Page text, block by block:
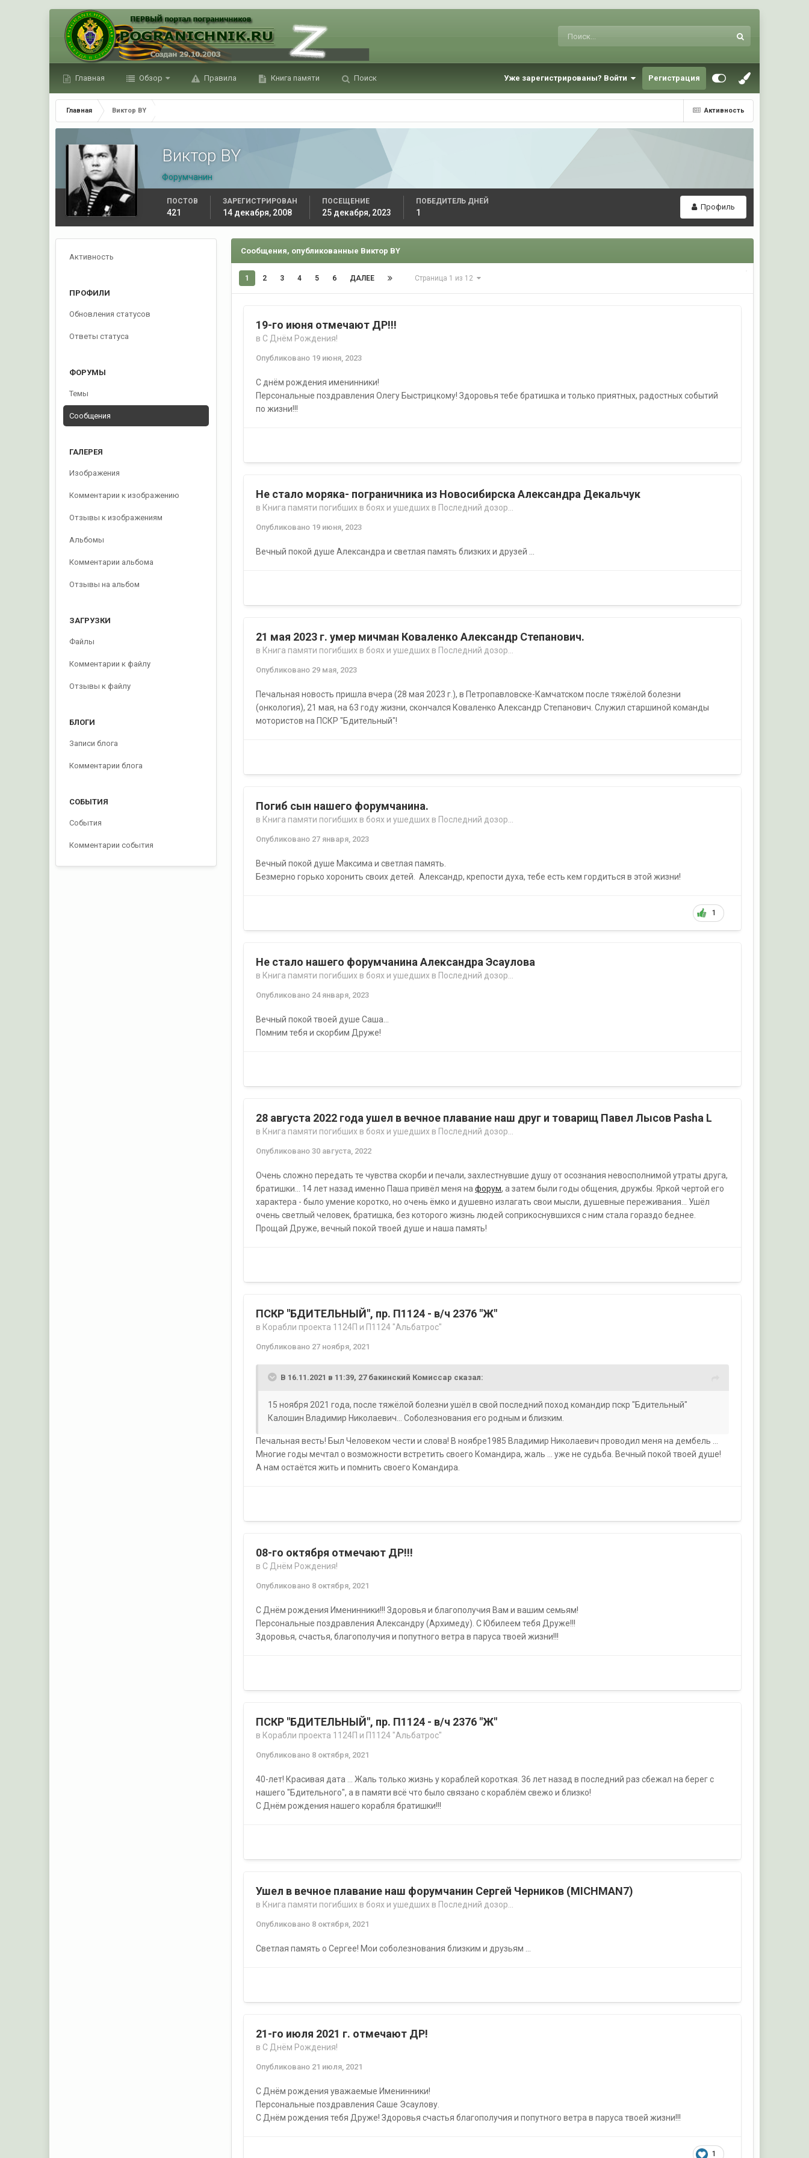
Главная Обзор Правила Книга памяти Поиск Уже зарегистрированы? Войти Регистрация
Активность
Главная Виктор BY
Виктор BY
Форумчанин
Профиль
ПОСТОВ
421
ЗАРЕГИСТРИРОВАН
14 декабря, 2008
ПОСЕЩЕНИЕ
25 декабря, 2023
ПОБЕДИТЕЛЬ ДНЕЙ
1
Активность
ПРОФИЛИ
Обновления статусов
Ответы статуса
ФОРУМЫ
Темы
Сообщения
ГАЛЕРЕЯ
Изображения
Комментарии к изображению
Отзывы к изображениям
Альбомы
Комментарии альбома
Отзывы на альбом
ЗАГРУЗКИ
Файлы
Комментарии к файлу
Отзывы к файлу
БЛОГИ
Записи блога
Комментарии блога
СОБЫТИЯ
События
Комментарии события
Сообщения, опубликованные Виктор BY
1 2 3 4 5 6 ДАЛЕЕ Страница 1 из 12
19-го июня отмечают ДР!!!
в С Днём Рождения!
Опубликовано 19 июня, 2023
С днём рождения именинники!
Персональные поздравления Олегу Быстрицкому! Здоровья тебе братишка и только приятных, радостных событий
по жизни!!!
Не стало моряка- пограничника из Новосибирска Александра Декальчук
в Книга памяти погибших в боях и ушедших в Последний дозор...
Опубликовано 19 июня, 2023
Вечный покой душе Александра и светлая память близких и друзей ...
21 мая 2023 г. умер мичман Коваленко Александр Степанович.
в Книга памяти погибших в боях и ушедших в Последний дозор...
Опубликовано 29 мая, 2023
Печальная новость пришла вчера (28 мая 2023 г.), в Петропавловске-Камчатском после тяжёлой болезни
(онкология), 21 мая, на 63 году жизни, скончался Коваленко Александр Степанович. Служил старшиной команды
мотористов на ПСКР "Бдительный"!
Погиб сын нашего форумчанина.
в Книга памяти погибших в боях и ушедших в Последний дозор...
Опубликовано 27 января, 2023
Вечный покой душе Максима и светлая память.
Безмерно горько хоронить своих детей. Александр, крепости духа, тебе есть кем гордиться в этой жизни!
1
Не стало нашего форумчанина Александра Эсаулова
в Книга памяти погибших в боях и ушедших в Последний дозор...
Опубликовано 24 января, 2023
Вечный покой твоей душе Саша...
Помним тебя и скорбим Друже!
28 августа 2022 года ушел в вечное плавание наш друг и товарищ Павел Лысов Pasha L
в Книга памяти погибших в боях и ушедших в Последний дозор...
Опубликовано 30 августа, 2022
Очень сложно передать те чувства скорби и печали, захлестнувшие душу от осознания невосполнимой утраты друга,
братишки... 14 лет назад именно Паша привёл меня нафорум, а затем были годы общения, дружбы. Яркой чертой его
характера - было умение коротко, но очень ёмко и душевно излагать свои мысли, душевные переживания... Ушёл
очень светлый человек, братишка, без которого жизнь людей соприкоснувшихся с ним стала гораздо беднее.
Прощай Друже, вечный покой твоей душе и наша память!
ПСКР "БДИТЕЛЬНЫЙ", пр. П1124 - в/ч 2376 "Ж"
в Корабли проекта 1124П и П1124 "Альбатрос"
Опубликовано 27 ноября, 2021
В 16.11.2021 в 11:39, 27 бакинский Комиссар сказал:
15 ноября 2021 года, после тяжёлой болезни ушёл в свой последний поход командир пскр "Бдительный"
Калошин Владимир Николаевич... Соболезнования его родным и близким.
Печальная весть! Был Человеком чести и слова! В ноябре1985 Владимир Николаевич проводил меня на дембель ...
Многие годы мечтал о возможности встретить своего Командира, жаль ... уже не судьба. Вечный покой твоей душе!
А нам остаётся жить и помнить своего Командира.
08-го октября отмечают ДР!!!
в С Днём Рождения!
Опубликовано 8 октября, 2021
С Днём рождения Именинники!!! Здоровья и благополучия Вам и вашим семьям!
Персональные поздравления Александру (Архимеду). С Юбилеем тебя Друже!!!
Здоровья, счастья, благополучия и попутного ветра в паруса твоей жизни!!!
ПСКР "БДИТЕЛЬНЫЙ", пр. П1124 - в/ч 2376 "Ж"
в Корабли проекта 1124П и П1124 "Альбатрос"
Опубликовано 8 октября, 2021
40-лет! Красивая дата ... Жаль только жизнь у кораблей короткая. 36 лет назад в последний раз сбежал на берег с
нашего "Бдительного", а в памяти всё что было связано с кораблём свежо и близко!
С Днём рождения нашего корабля братишки!!!
Ушел в вечное плавание наш форумчанин Сергей Черников (MICHMAN7)
в Книга памяти погибших в боях и ушедших в Последний дозор...
Опубликовано 8 октября, 2021
Светлая память о Сергее! Мои соболезнования близким и друзьям ...
21-го июля 2021 г. отмечают ДР!
в С Днём Рождения!
Опубликовано 21 июля, 2021
С Днём рождения уважаемые Именинники!
Персональные поздравления Саше Эсаулову.
С Днём рождения тебя Друже! Здоровья счастья благополучия и попутного ветра в паруса твоей жизни!!!
1